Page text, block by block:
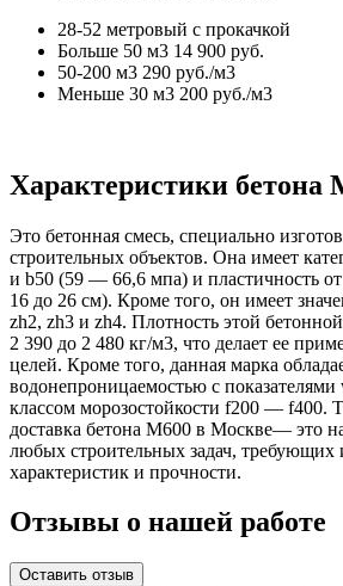
28-52 метровый с прокачкой
Больше 50 м3 14 900 руб.
50-200 м3 290 руб./м3
Меньше 30 м3 200 руб./м3
Характеристики бетона
Это бетонная смесь, специально
строительных объектов. Она имеет
и b50 (59 — 66,6 мпа) и пластичность
16 до 26 см). Кроме того, он имеет
zh2, zh3 и zh4. Плотность этой
2 390 до 2 480 кг/м3, что делает ее
целей. Кроме того, данная марка
водонепроницаемостью с
классом морозостойкости f200 — f400.
доставка бетона М600 в Москве— это
любых строительных задач, требующих
характеристик и прочности.
Отзывы о нашей работе
Оставить отзыв